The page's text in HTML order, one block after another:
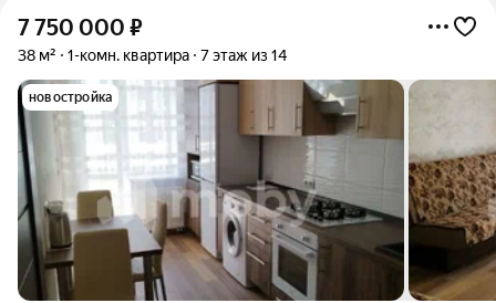
7 750 000 ₽
38 м² 1-комн. квартира 7 этаж из 14
новостройка